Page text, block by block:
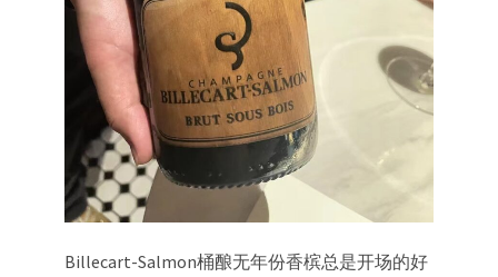
Billecart-Salmon桶酿无年份香槟总是开场的好